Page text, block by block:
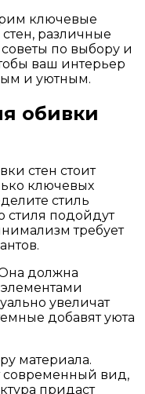
ключевые
различные
по выбору и
ваш интерьер
и уютным.
обивки
стен стоит
ключевых
стиль
стиля подойдут
требует
должна
увеличат
добавят уюта
материала.
современный вид,
придаст